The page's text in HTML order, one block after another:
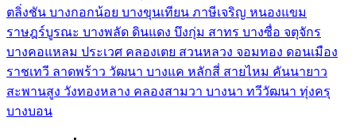
ตลิ่งชัน บางกอกน้อย บางขุนเทียน ภาษีเจริญ หนองแขม
ราษฎร์บูรณะ บางพลัด ดินแดง บึงกุ่ม สาทร บางซื่อ จตุจักร
บางคอแหลม ประเวศ คลองเตย สวนหลวง จอมทอง ดอนเมือง
ราชเทวี ลาดพร้าว วัฒนา บางแค หลักสี่ สายไหม คันนายาว
สะพานสูง วังทองหลาง คลองสามวา บางนา ทวีวัฒนา ทุ่งครุ
บางบอน